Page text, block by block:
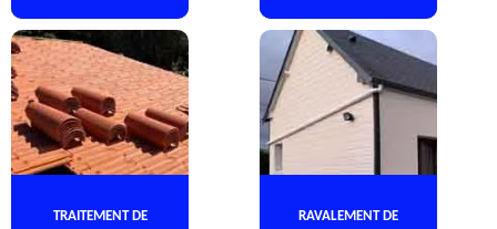
TRAITEMENT DE
RAVALEMENT DE